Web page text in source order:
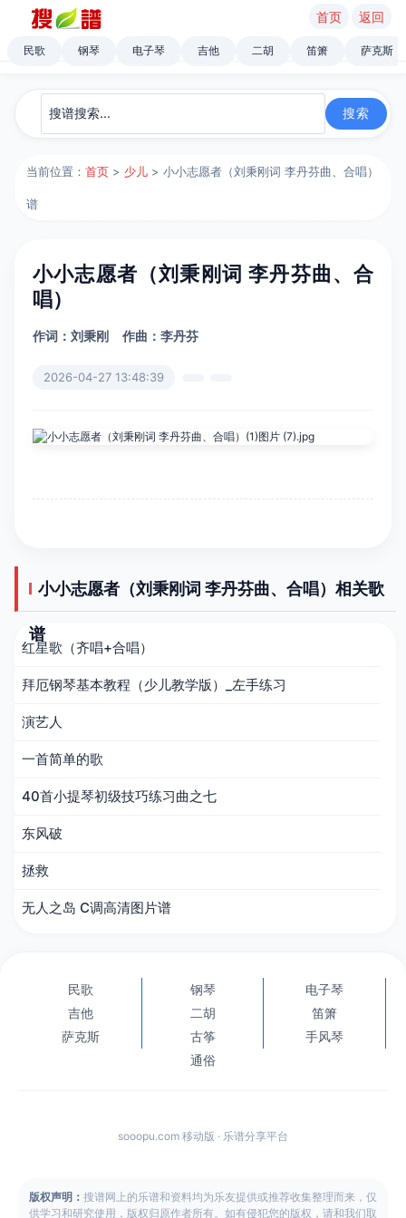
首页 返回
民歌 钢琴 电子琴 吉他 二胡 笛箫 萨克斯
当前位置：首页 > 少儿 > 小小志愿者（刘秉刚词 李丹芬曲、合唱）
谱
小小志愿者（刘秉刚词 李丹芬曲、合
唱）
作词：刘秉刚 作曲：李丹芬
2026-04-27 13:48:39
小小志愿者（刘秉刚词 李丹芬曲、合唱）相关歌
谱
红星歌（齐唱+合唱）
拜厄钢琴基本教程（少儿教学版）_左手练习
演艺人
一首简单的歌
40首小提琴初级技巧练习曲之七
东风破
拯救
无人之岛 C调高清图片谱
民歌 钢琴
电子琴
吉他
二胡
笛箫
萨克斯
古筝
手风琴
通俗
sooopu.com 移动版 · 乐谱分享平台
版权声明： 搜谱网上的乐谱和资料均为乐友提供或推荐收集整理而来，仅
供学习和研究使用，版权归原作者所有。如有侵犯您的版权，请和我们取